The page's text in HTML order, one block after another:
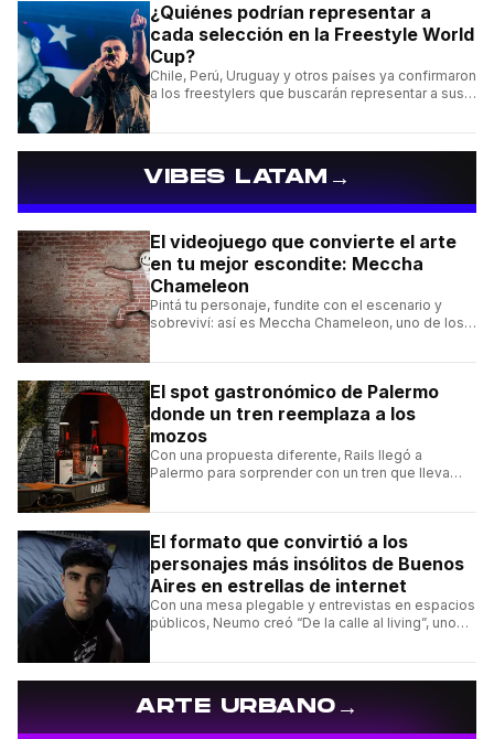
¿Quiénes podrían representar a
cada selección en la Freestyle World
Cup?
Chile, Perú, Uruguay y otros países ya confirmaron
a los freestylers que buscarán representar a sus
VIBES LATAM→
El videojuego que convierte el arte
en tu mejor escondite: Meccha
Chameleon
Pintá tu personaje, fundite con el escenario y
sobreviví: así es Meccha Chameleon, uno de los
El spot gastronómico de Palermo
donde un tren reemplaza a los
mozos
Con una propuesta diferente, Rails llegó a
Palermo para sorprender con un tren que lleva
El formato que convirtió a los
personajes más insólitos de Buenos
Aires en estrellas de internet
Con una mesa plegable y entrevistas en espacios
públicos, Neumo creó “De la calle al living”, uno
ARTE URBANO→